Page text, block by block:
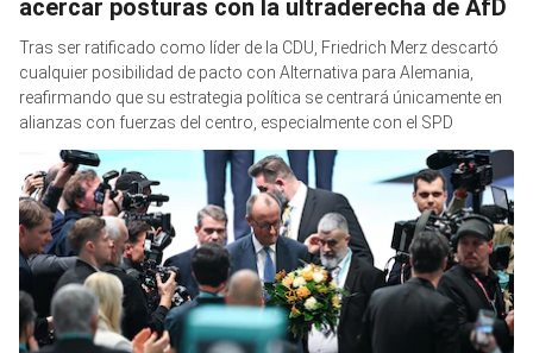
acercar posturas con la ultraderecha de AfD
Tras ser ratificado como líder de la CDU, Friedrich Merz descartó
cualquier posibilidad de pacto con Alternativa para Alemania,
reafirmando que su estrategia política se centrará únicamente en
alianzas con fuerzas del centro, especialmente con el SPD